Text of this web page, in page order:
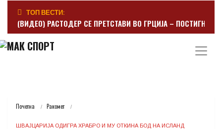
ТОП ВЕСТИ:
(ВИДЕО) РАСТОДЕР СЕ ПРЕТСТАВИ ВО ГРЦИЈА – ПОСТИГНА
Почетна Ракомет
ШВАЈЦАРИЈА ОДИГРА ХРАБРО И МУ ОТКИНА БОД НА ИСЛАНД